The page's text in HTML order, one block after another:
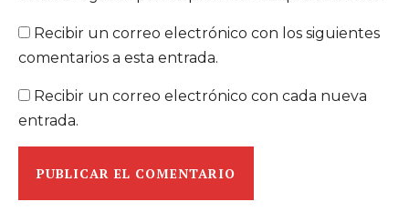
Recibir un correo electrónico con los siguientes
comentarios a esta entrada.
Recibir un correo electrónico con cada nueva
entrada.